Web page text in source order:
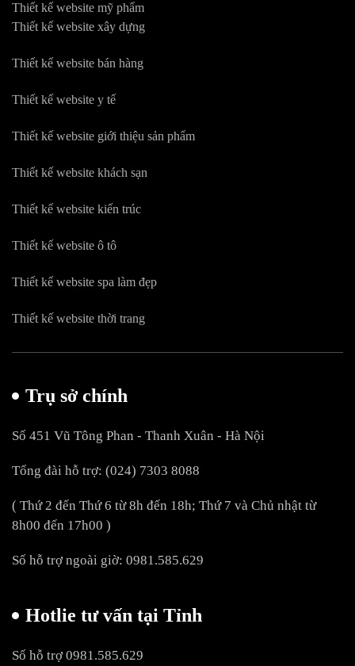
Thiết kế website mỹ phẩm
Thiết kế website xây dựng
Thiết kế website bán hàng
Thiết kế website y tế
Thiết kế website giới thiệu sản phẩm
Thiết kế website khách sạn
Thiết kế website kiến trúc
Thiết kế website ô tô
Thiết kế website spa làm đẹp
Thiết kế website thời trang
Trụ sở chính
Số 451 Vũ Tông Phan - Thanh Xuân - Hà Nội
Tổng đài hỗ trợ: (024) 7303 8088
( Thứ 2 đến Thứ 6 từ 8h đến 18h; Thứ 7 và Chủ nhật từ
8h00 đến 17h00 )
Số hỗ trợ ngoài giờ: 0981.585.629
Hotlie tư vấn tại Tỉnh
Số hỗ trợ 0981.585.629